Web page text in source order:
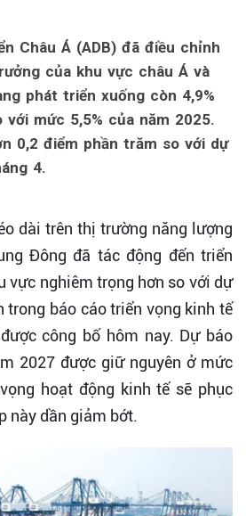
Châu Á (ADB) đã điều chỉnh
của khu vực châu Á và
phát triển xuống còn 4,9%
mức 5,5% của năm 2025.
0,2 điểm phần trăm so với dự
4.
dài trên thị trường năng lượng
Đông đã tác động đến triển
vực nghiêm trọng hơn so với dự
trong báo cáo triển vọng kinh tế
công bố hôm nay. Dự báo
2027 được giữ nguyên ở mức
hoạt động kinh tế sẽ phục
này dần giảm bớt.